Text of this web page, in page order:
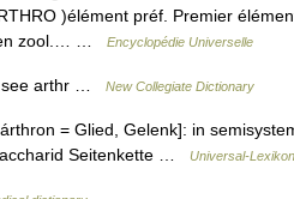
)élément préf. Premier
en zool.… …
Encyclopédie Universelle
see arthr … New Collegiate Dictionary
= Glied, Gelenk]: in
Seitenkette …
Universal-Lexikon